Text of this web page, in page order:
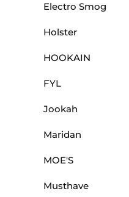
Electro Smog
Holster
HOOKAIN
FYL
Jookah
Maridan
MOE'S
Musthave